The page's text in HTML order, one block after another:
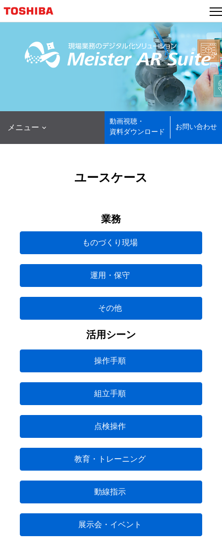
ジ
ャ
ン
メニュー
動画視聴・
資料ダウンロード
お問い合わせ
ユースケース
業務
ものづくり現場
運用・保守
その他
活用シーン
操作手順
組立手順
点検操作
教育・トレーニング
動線指示
展示会・イベント